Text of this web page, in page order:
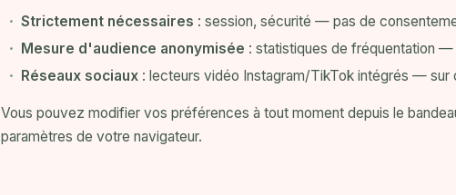
Strictement nécessaires : session, sécurité — pas de
Mesure d'audience anonymisée : statistiques de fréquentation
Réseaux sociaux : lecteurs vidéo Instagram/TikTok intégrés — sur
Vous pouvez modifier vos préférences à tout moment depuis le
paramètres de votre navigateur.